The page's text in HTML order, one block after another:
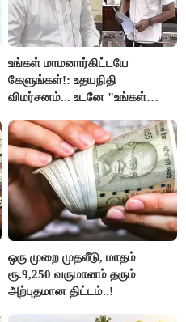
உங்கள் மாமனார்கிட்டயே
கேளுங்கள்!: உதயநிதி
விமர்சனம்... உடனே "உங்கள்
ஆதவ் அர்ஜுனா பதிலடி!
ஒரு முறை முதலீடு, மாதம்
ரூ.9,250 வருமானம் தரும்
அற்புதமான திட்டம்..!